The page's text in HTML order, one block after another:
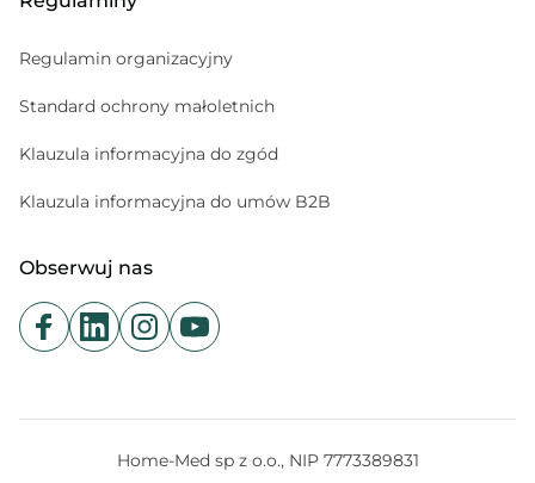
Regulamin organizacyjny
Standard ochrony małoletnich
Klauzula informacyjna do zgód
Klauzula informacyjna do umów B2B
Obserwuj nas
Home-Med sp z o.o., NIP 7773389831